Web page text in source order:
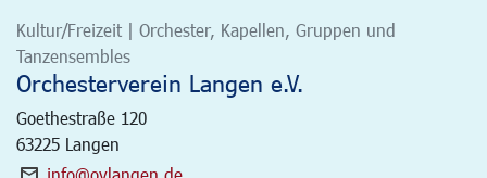
Kultur/Freizeit | Orchester, Kapellen, Gruppen und
Tanzensembles
Orchesterverein Langen e.V.
Goethestraße 120
63225 Langen